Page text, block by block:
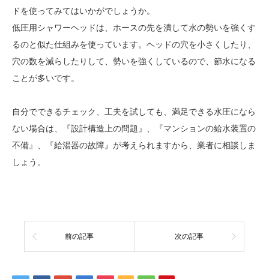
ドを使ってみてはいかがでしょうか。
低圧用シャワーヘッドは、ホースの先を潰して水の勢いを強くす
るのと似た仕組みを使っています。ヘッドの穴を小さくしたり、
穴の数を減らしたりして、勢いを強くしているので、節水になる
ことが多いです。
自分でできるチェック、工夫を試しても、満足できる水圧になら
ない場合は、『設計構造上の問題』、『マンションの給水装置の
不備』、『給湯器の故障』が考えられますから、業者に相談しま
しょう。
前の記事 次の記事